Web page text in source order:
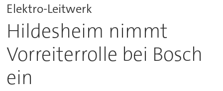
Elektro-Leitwerk
Hildesheim nimmt
Vorreiterrolle bei Bosch
ein